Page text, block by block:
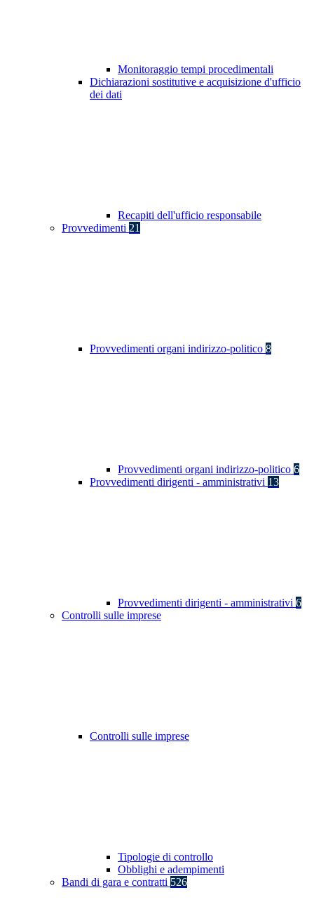
Monitoraggio tempi procedimentali
Dichiarazioni sostitutive e acquisizione d'ufficio
dei dati
Recapiti dell'ufficio responsabile
Provvedimenti 21
Provvedimenti organi indirizzo-politico 8
Provvedimenti organi indirizzo-politico 6
Provvedimenti dirigenti - amministrativi 13
Provvedimenti dirigenti - amministrativi 6
Controlli sulle imprese
Controlli sulle imprese
Tipologie di controllo
Obblighi e adempimenti
Bandi di gara e contratti 526